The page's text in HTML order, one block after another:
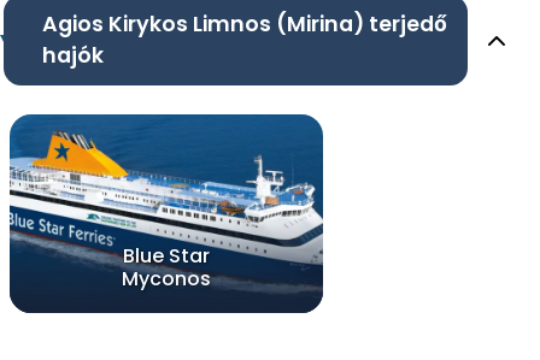
Agios Kirykos Limnos (Mirina) terjedő
hajók
Blue Star
Myconos